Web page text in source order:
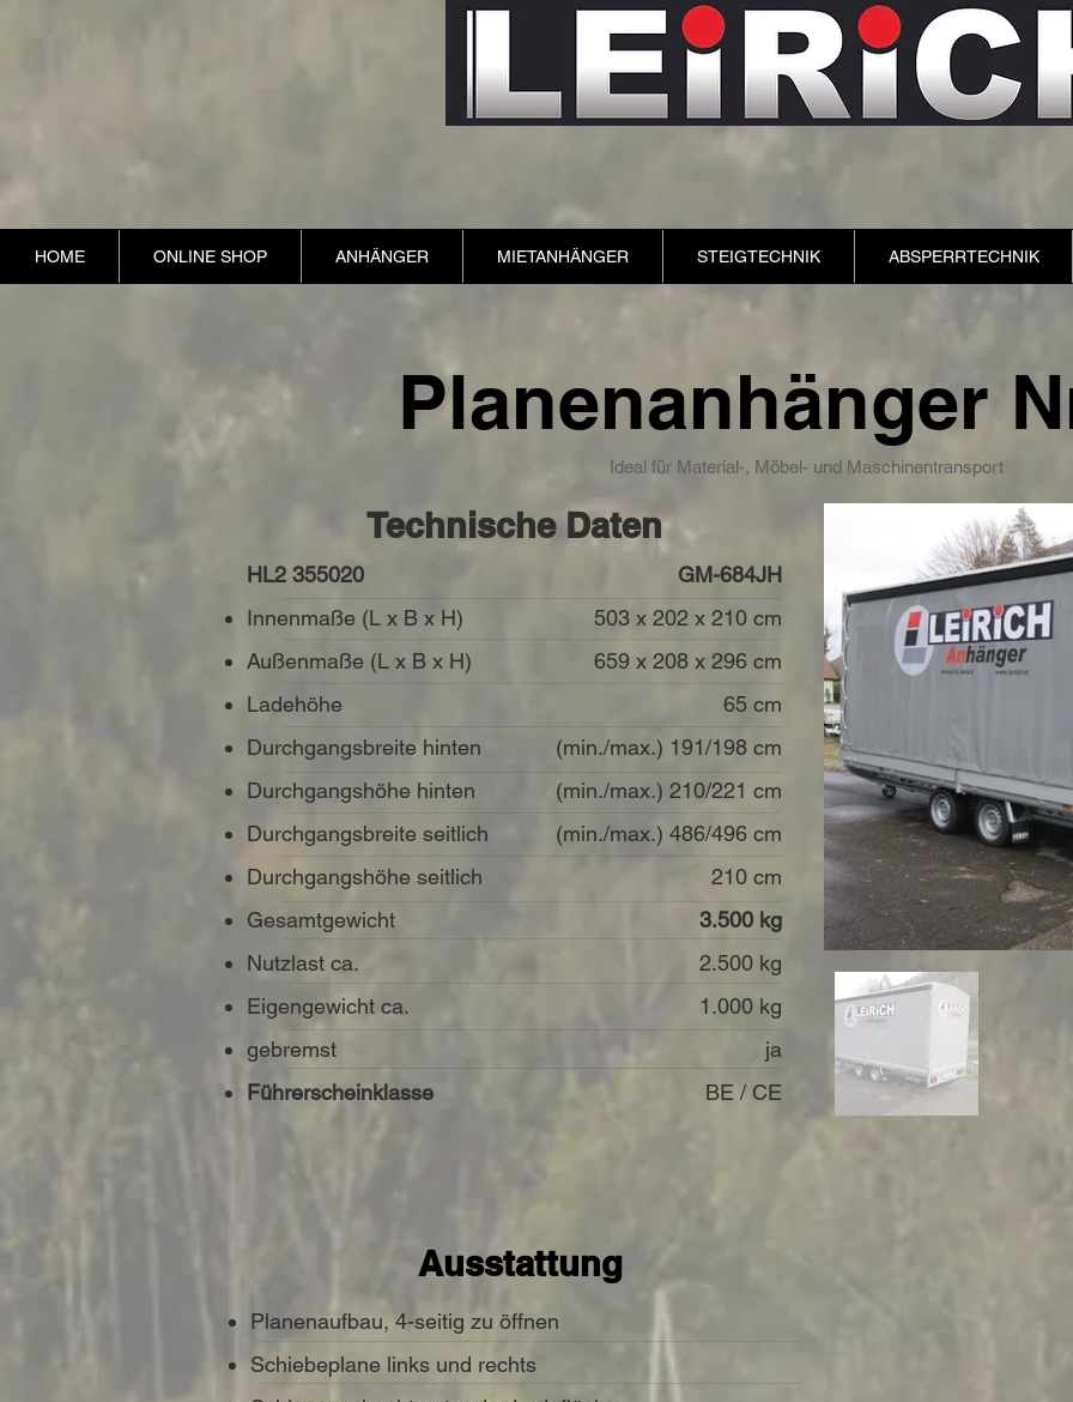
Planenanhänger
Ideal für Material-, Möbel- und Maschinentransport
Technische Daten
HL2 355020
Innenmaße (L x B x H)
Außenmaße (L x B x H)
Ladehöhe
Durchgangsbreite hinten
Durchgangshöhe hinten
Durchgangsbreite seitlich
Durchgangshöhe seitlich
Gesamtgewicht
Nutzlast ca.
Eigengewicht ca.
gebremst
Führerscheinklasse
GM-684JH
503 x 202 x 210 cm
659 x 208 x 296 cm
65 cm
(min./max.) 191/198 cm
(min./max.) 210/221 cm​
(min./max.) 486/496 cm
210 cm​
3.500 kg
2.500 kg
1.000 kg
ja
BE / CE
Ausstattung
Planenaufbau, 4-seitig zu öffnen
Schiebeplane links und rechts
HOME ONLINE SHOP ANHÄNGER MIETANHÄNGER STEIGTECHNIK ABSPERRTECHNIK